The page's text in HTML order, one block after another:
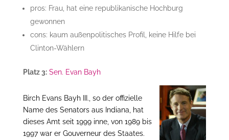
pros: Frau, hat eine republikanische Hochburg
gewonnen
cons: kaum außenpolitisches Profil, keine Hilfe bei
Clinton-Wählern
Platz 3: Sen. Evan Bayh
Birch Evans Bayh III., so der offizielle
Name des Senators aus Indiana, hat
dieses Amt seit 1999 inne, von 1989 bis
1997 war er Gouverneur des Staates.